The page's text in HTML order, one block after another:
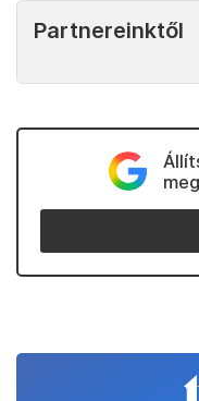
Partnereinktől